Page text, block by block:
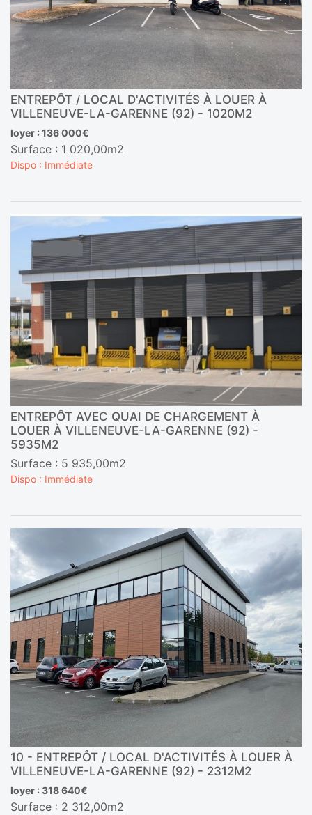
ENTREPÔT / LOCAL D'ACTIVITÉS À LOUER À
VILLENEUVE-LA-GARENNE (92) - 1020M2
loyer : 136 000€
Surface : 1 020,00m2
Dispo : Immédiate
ENTREPÔT AVEC QUAI DE CHARGEMENT À
LOUER À VILLENEUVE-LA-GARENNE (92) -
5935M2
Surface : 5 935,00m2
Dispo : Immédiate
10 - ENTREPÔT / LOCAL D'ACTIVITÉS À LOUER À
VILLENEUVE-LA-GARENNE (92) - 2312M2
loyer : 318 640€
Surface : 2 312,00m2